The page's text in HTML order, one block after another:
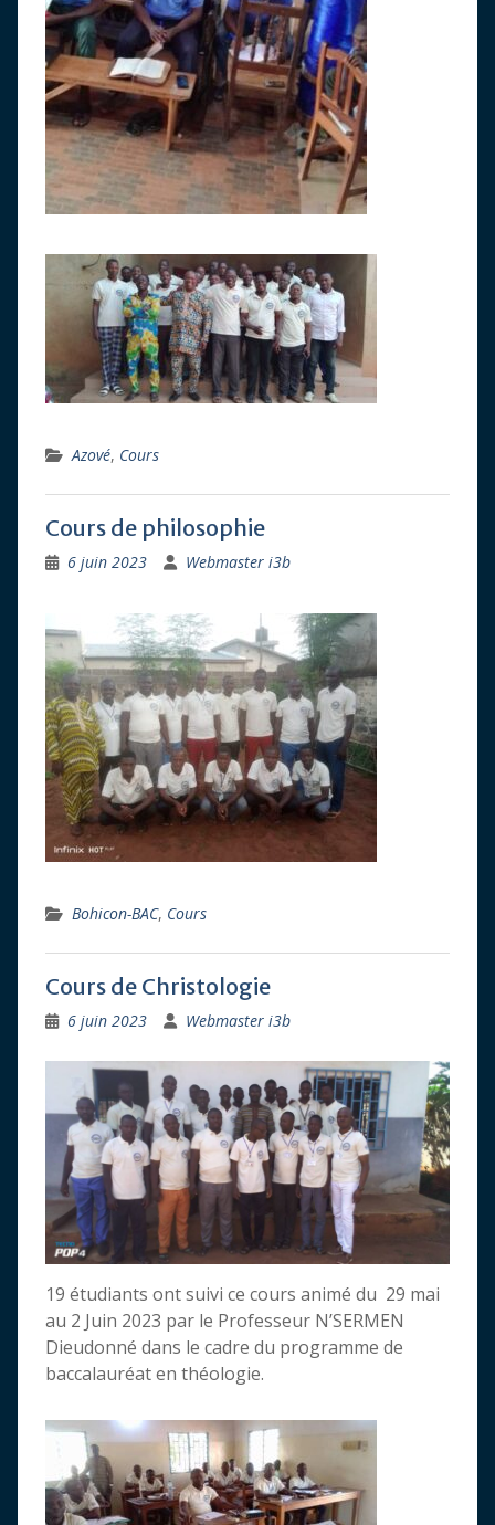
Azové, Cours
Cours de philosophie
6 juin 2023 Webmaster i3b
Bohicon-BAC, Cours
Cours de Christologie
6 juin 2023 Webmaster i3b
19 étudiants ont suivi ce cours animé du 29 mai
au 2 Juin 2023 par le Professeur N’SERMEN
Dieudonné dans le cadre du programme de
baccalauréat en théologie.